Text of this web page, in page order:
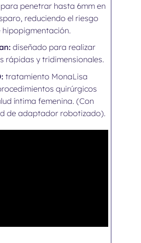
penetrar hasta 6mm en
reduciendo el riesgo
hipopigmentación.
diseñado para realizar
rápidas y tridimensionales.
tratamiento MonaLisa
quirúrgicos
íntima femenina. (Con
de adaptador robotizado).